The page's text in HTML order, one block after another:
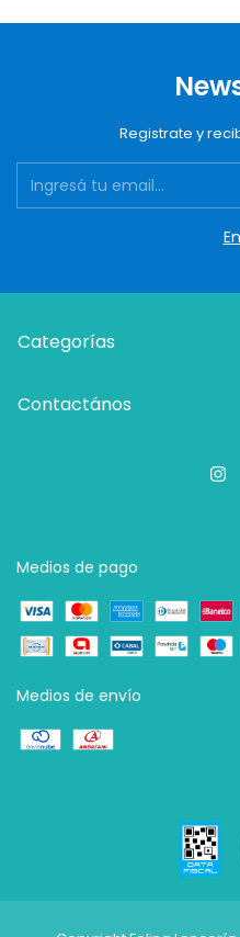
Registrate y
Categorías
Contactános
Medios de pago
Medios de envío